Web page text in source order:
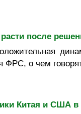
после
ФРС, о чем
Китая и США в